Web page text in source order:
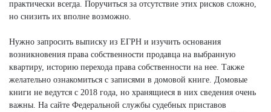
практически всегда. Поручиться за отсутствие этих рисков сложно,
но снизить их вполне возможно.
Нужно запросить выписку из ЕГРН и изучить основания
возникновения права собственности продавца на выбранную
квартиру, историю перехода права собственности на нее. Также
желательно ознакомиться с записями в домовой книге. Домовые
книги не ведутся с 2018 года, но хранящиеся в них сведения очень
важны. На сайте Федеральной службы судебных приставов